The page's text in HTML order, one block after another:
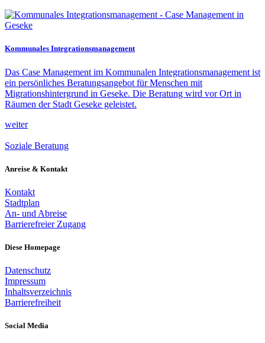
Kommunales Integrationsmanagement
Das Case Management im Kommunalen Integrationsmanagement ist
ein persönliches Beratungsangebot für Menschen mit
Migrationshintergrund in Geseke. Die Beratung wird vor Ort in
Räumen der Stadt Geseke geleistet.
weiter
Soziale Beratung
Anreise & Kontakt
Kontakt
Stadtplan
An- und Abreise
Barrierefreier Zugang
Diese Homepage
Datenschutz
Impressum
Inhaltsverzeichnis
Barrierefreiheit
Social Media